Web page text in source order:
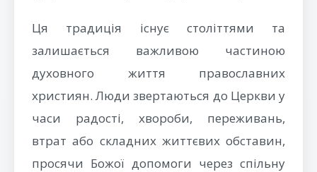
Ця традиція існує століттями та
залишається важливою частиною
духовного життя православних
християн. Люди звертаються до Церкви у
часи радості, хвороби, переживань,
втрат або складних життєвих обставин,
просячи Божої допомоги через спільну